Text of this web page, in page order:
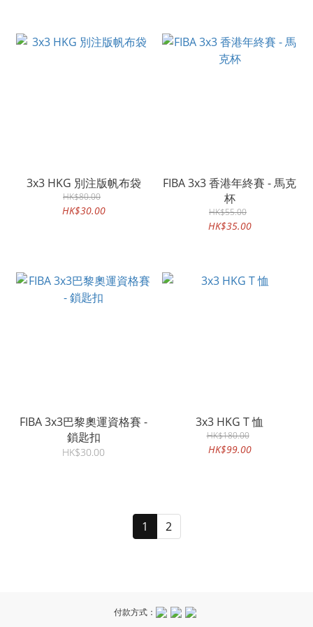
3x3 HKG 別注版帆布袋
HK$80.00
HK$30.00
FIBA 3x3 香港年終賽 - 馬克
杯
HK$55.00
HK$35.00
FIBA 3x3巴黎奧運資格賽 -
鎖匙扣
HK$30.00
3x3 HKG T 恤
HK$180.00
HK$99.00
1 2
付款方式：